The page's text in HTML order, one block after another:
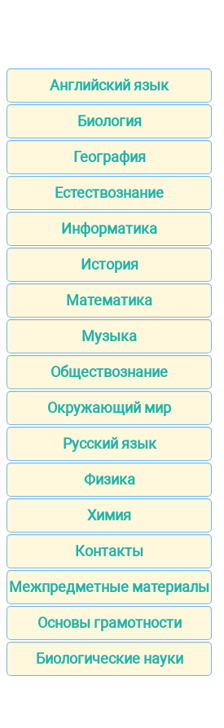
Английский язык
Биология
География
Естествознание
Информатика
История
Математика
Музыка
Обществознание
Окружающий мир
Русский язык
Физика
Химия
Контакты
Межпредметные материалы
Основы грамотности
Биологические науки